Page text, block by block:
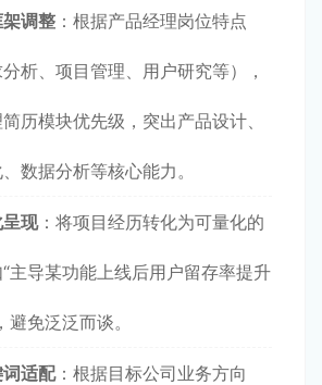
调整 ：根据产品经理岗位特点
分析、项目管理、用户研究等），
历模块优先级，突出产品设计、
数据分析等核心能力。
现：将项目经历转化为可量化的
主导某功能上线后用户留存率提升
避免泛泛而谈。
适配：根据目标公司业务方向